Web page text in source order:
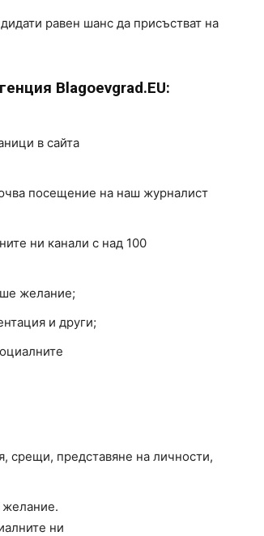
равен шанс да присъстват на
Blagoevgrad.EU:
в сайта
посещение на наш журналист
ни канали с над 100
желание;
и други;
срещи, представяне на личности,
желание.
ни